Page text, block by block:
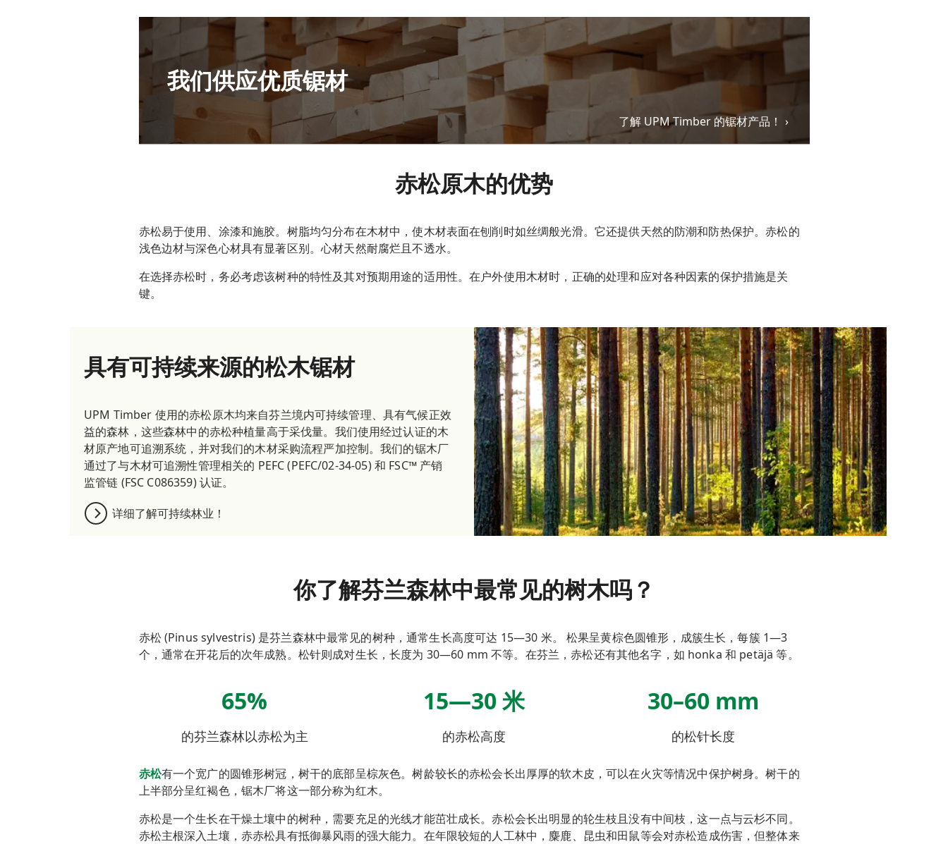
我们供应优质锯材
了解 UPM Timber 的锯材产品！
赤松原木的优势
赤松易于使用、涂漆和施胶。树脂均匀分布在木材中，使木材表面在刨削时如丝绸般光滑。它还提供天然的防潮和防热保护。赤松的
浅色边材与深色心材具有显著区别。心材天然耐腐烂且不透水。
在选择赤松时，务必考虑该树种的特性及其对预期用途的适用性。在户外使用木材时，正确的处理和应对各种因素的保护措施是关
键。
具有可持续来源的松木锯材
UPM Timber 使用的赤松原木均来自芬兰境内可持续管理、具有气候正效
益的森林，这些森林中的赤松种植量高于采伐量。我们使用经过认证的木
材原产地可追溯系统，并对我们的木材采购流程严加控制。我们的锯木厂
通过了与木材可追溯性管理相关的 PEFC (PEFC/02-34-05) 和 FSC™ 产销
监管链 (FSC C086359) 认证。
详细了解可持续林业！
你了解芬兰森林中最常见的树木吗？
赤松(Pinus sylvestris) 是芬兰森林中最常见的树种，通常生长高度可达 15—30 米。 松果呈黄棕色圆锥形，成簇生长，每簇 1—3
个，通常在开花后的次年成熟。松针则成对生长，长度为 30—60 mm 不等。在芬兰，赤松还有其他名字，如 honka 和 petäjä 等。
65%
的芬兰森林以赤松为主
15—30 米
的赤松高度
30–60 mm
的松针长度
赤松有一个宽广的圆锥形树冠，树干的底部呈棕灰色。树龄较长的赤松会长出厚厚的软木皮，可以在火灾等情况中保护树身。树干的
上半部分呈红褐色，锯木厂将这一部分称为红木。
赤松是一个生长在干燥土壤中的树种，需要充足的光线才能茁壮成长。赤松会长出明显的轮生枝且没有中间枝，这一点与云杉不同。
赤松主根深入土壤， 赤赤松具有抵御暴风雨的强大能力。在年限较短的人工林中，麋鹿、昆虫和田鼠等会对赤松造成伤害，但整体来